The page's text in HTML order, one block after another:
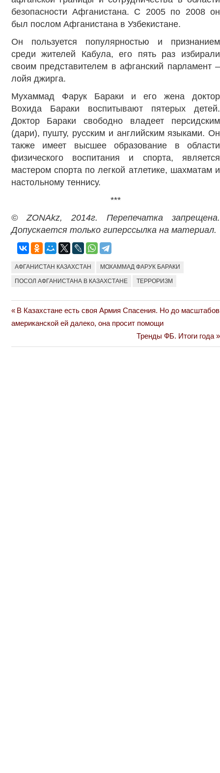
безопасности Афганистана. С 2005 по 2008 он
был послом Афганистана в Узбекистане.
Он пользуется популярностью и признанием
среди жителей Кабула, его пять раз избирали
своим представителем в афганский парламент –
лойя джирга.
Мухаммад Фарук Бараки и его жена доктор
Вохида Бараки воспитывают пятерых детей.
Доктор Бараки свободно владеет персидским
(дари), пушту, русским и английским языками. Он
также имеет высшее образование в области
физического воспитания и спорта, является
мастером спорта по легкой атлетике, шахматам и
настольному теннису.
***
© ZONAkz, 2014г. Перепечатка запрещена.
Допускается только гиперссылка на материал.
АФГАНИСТАН КАЗАХСТАН МОХАММАД ФАРУК БАРАКИ
ПОСОЛ АФГАНИСТАНА В КАЗАХСТАНЕ ТЕРРОРИЗМ
Навигация
Previous
Post:
В Казахстане есть своя Армия Спасения. Но до масштабов
американской ей далеко, она просит помощи
Next
Post:
Тренды ФБ. Итоги года